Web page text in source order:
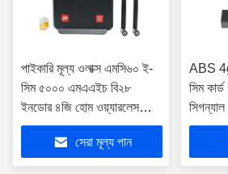
পাইকারি মূল্য ওলাক্স এমসি৬০ ই-
সিম ৫০০০ এমএএইচ বি২৮
ইনডোর ৪জি হোম ওয়্যারলেস
ওয়াইফাই ৬ বাইপাস রাউটার ৪জি
এলটিই সিপিই রাউটার সিম কার্ড সহ
সেরা মূল্য পান
ABS 4g
সিম
সিগন্যাল